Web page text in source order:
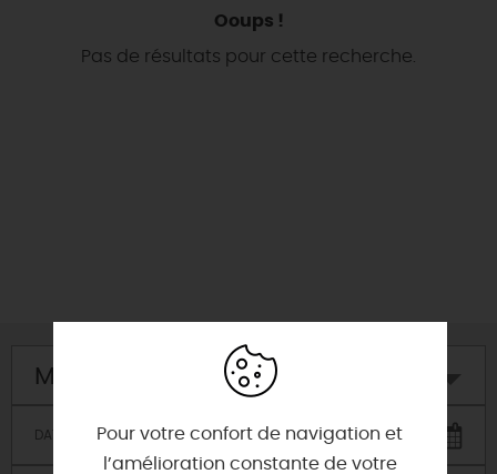
Ooups !
Pas de résultats pour cette recherche.
Mon hôtel
Pour votre confort de navigation et
l’amélioration constante de votre